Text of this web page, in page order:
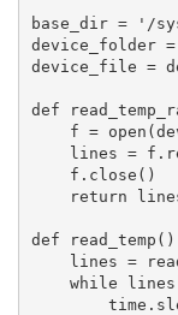
base_dir = '/
device_folder
device_file =
def
f =
lines =
    f.close()
return
def
lines =
while